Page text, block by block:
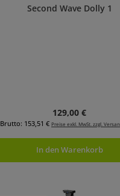
Second Wave Dolly 1
Regulärer Preis:
129,00 €
Brutto: 153,51 € Preise exkl. MwSt. zzgl.
In den Warenkorb